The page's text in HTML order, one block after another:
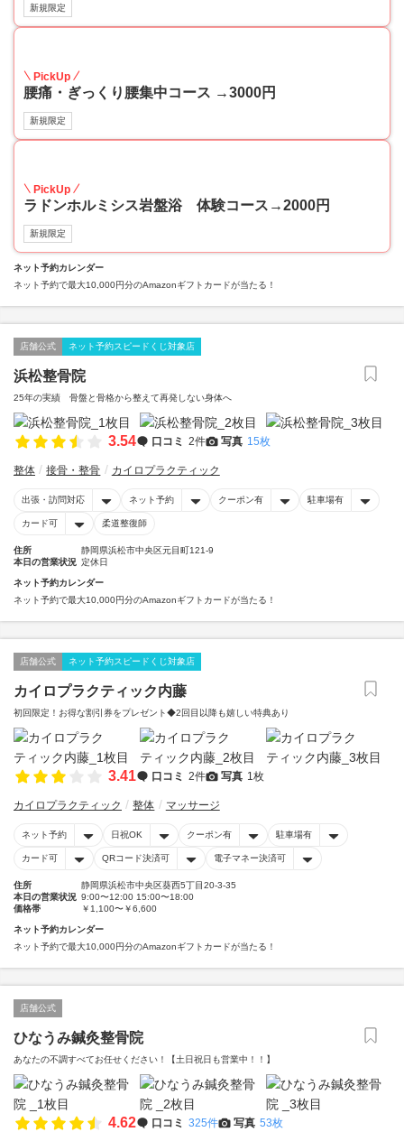
新規限定
PickUp
腰痛・ぎっくり腰集中コース →3000円
新規限定
PickUp
ラドンホルミシス岩盤浴 体験コース→2000円
新規限定
ネット予約カレンダー
ネット予約で最大10,000円分のAmazonギフトカードが当たる！
店舗公式 ネット予約スピードくじ対象店
浜松整骨院
25年の実績 骨盤と骨格から整えて再発しない身体へ
3.54 口コミ 2件 写真 15枚
整体 接骨・整骨 カイロプラクティック
出張・訪問対応 ネット予約 クーポン有 駐車場有
カード可 柔道整復師
住所
静岡県浜松市中央区元目町121-9
本日の営業状況 定休日
ネット予約カレンダー
ネット予約で最大10,000円分のAmazonギフトカードが当たる！
店舗公式 ネット予約スピードくじ対象店
カイロプラクティック内藤
初回限定！お得な割引券をプレゼント◆2回目以降も嬉しい特典あり
3.41 口コミ 2件 写真 1枚
カイロプラクティック 整体 マッサージ
ネット予約 日祝OK クーポン有 駐車場有
カード可 QRコード決済可 電子マネー決済可
住所
静岡県浜松市中央区葵西5丁目20-3-35
本日の営業状況 9:00〜12:00 15:00〜18:00
価格帯
￥1,100〜￥6,600
ネット予約カレンダー
ネット予約で最大10,000円分のAmazonギフトカードが当たる！
店舗公式
ひなうみ鍼灸整骨院
あなたの不調すべてお任せください！【土日祝日も営業中！！】
4.62 口コミ 325件 写真 53枚